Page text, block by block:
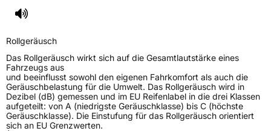
Rollgeräusch
Das Rollgeräusch wirkt sich auf die Gesamtlautstärke eines
Fahrzeugs aus
und beeinflusst sowohl den eigenen Fahrkomfort als auch die
Geräuschbelastung für die Umwelt. Das Rollgeräusch wird in
Dezibel (dB) gemessen und im EU Reifenlabel in die drei Klassen
aufgeteilt: von A (niedrigste Geräuschklasse) bis C (höchste
Geräuschklasse). Die Einstufung für das Rollgeräusch orientiert
sich an EU Grenzwerten.